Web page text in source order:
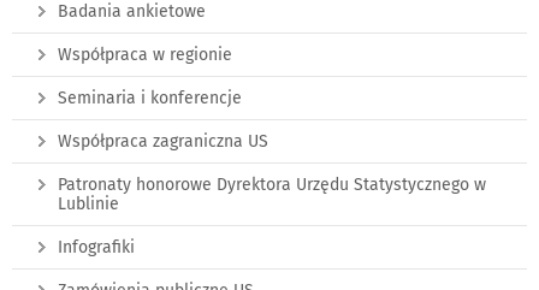
Badania ankietowe
Współpraca w regionie
Seminaria i konferencje
Współpraca zagraniczna US
Patronaty honorowe Dyrektora Urzędu Statystycznego w
Lublinie
Infografiki